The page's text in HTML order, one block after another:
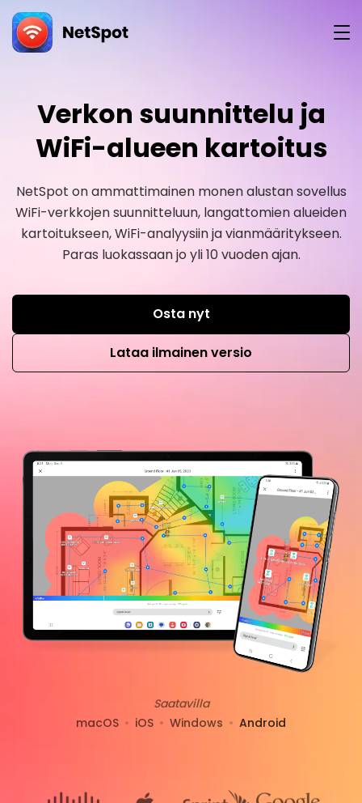
Verkon suunnittelu ja
WiFi-alueen kartoitus
NetSpot on ammattimainen monen alustan sovellus
WiFi-verkkojen suunnitteluun, langattomien alueiden
kartoitukseen, WiFi-analyysiin ja vianmääritykseen.
Paras luokassaan jo yli 10 vuoden ajan.
Osta nyt
Lataa ilmainen versio
Saatavilla
macOS
iOS Windows Android